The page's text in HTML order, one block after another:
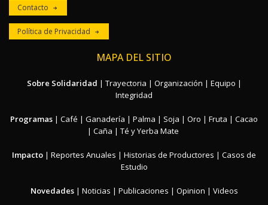
Contacto
Política de Privacidad
MAPA DEL SITIO
Sobre Solidaridad | Trayectoria | Organización | Equipo |
Integridad
Programas | Café | Ganadería | Palma | Soja | Oro | Fruta | Cacao
| Caña | Té y Yerba Mate
Impacto | Reportes Anuales | Historias de Productores | Casos de
Estudio
Novedades| Noticias | Publicaciones | Opinion | Videos